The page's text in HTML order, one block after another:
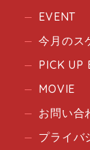
EVENT
今月のス
PICK UP
MOVIE
お問い合
プライバ